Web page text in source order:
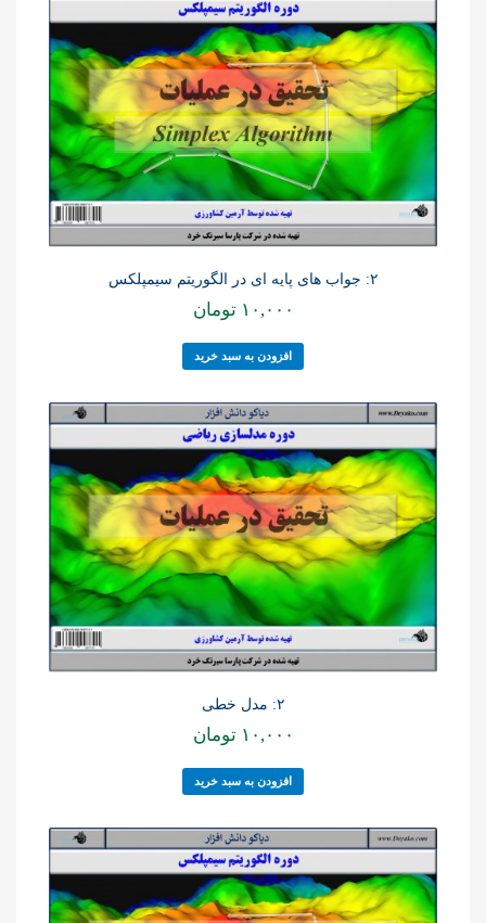
۲: جواب های پایه ای در الگوریتم سیمپلکس
۱۰,۰۰۰ تومان
افزودن به سبد خرید
۲: مدل خطی
۱۰,۰۰۰ تومان
افزودن به سبد خرید